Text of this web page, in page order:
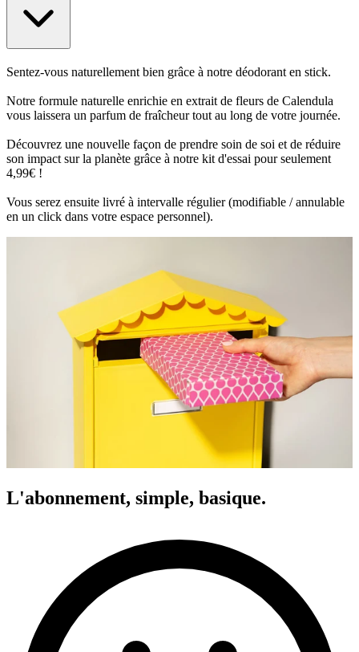
Sentez-vous naturellement bien grâce à notre déodorant en stick.
Notre formule naturelle enrichie en extrait de fleurs de Calendula
vous laissera un parfum de fraîcheur tout au long de votre journée.
Découvrez une nouvelle façon de prendre soin de soi et de réduire
son impact sur la planète grâce à notre kit d'essai pour seulement
4,99€ !
Vous serez ensuite livré à intervalle régulier (modifiable / annulable
en un click dans votre espace personnel).
L'abonnement, simple, basique.